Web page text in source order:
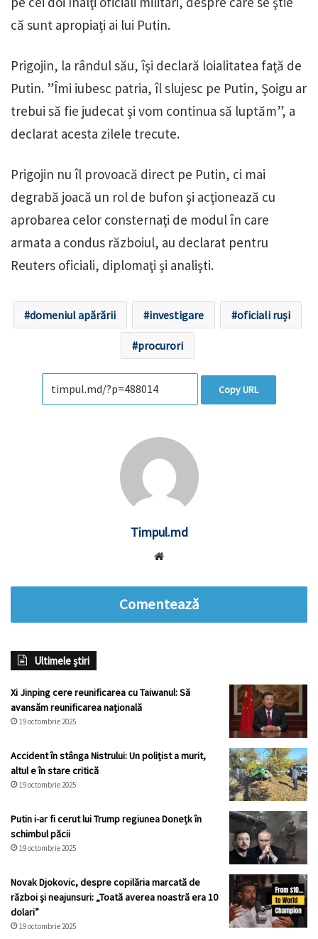
că sunt apropiaţi ai lui Putin.
Prigojin, la rândul său, îşi declară loialitatea faţă de
Putin. ”Îmi iubesc patria, îl slujesc pe Putin, Şoigu ar
trebui să fie judecat şi vom continua să luptăm”, a
declarat acesta zilele trecute.
Prigojin nu îl provoacă direct pe Putin, ci mai
degrabă joacă un rol de bufon şi acţionează cu
aprobarea celor consternaţi de modul în care
armata a condus războiul, au declarat pentru
Reuters oficiali, diplomaţi şi analişti.
domeniul apărării investigare oficiali ruși
procurori
Copy URL
Timpul.md
Comentează
Ultimele știri
Xi Jinping cere reunificarea cu Taiwanul: Să
avansăm reunificarea națională
19 octombrie 2025
Accident în stânga Nistrului: Un polițist a murit,
altul e în stare critică
19 octombrie 2025
Putin i-ar fi cerut lui Trump regiunea Donețk în
schimbul păcii
19 octombrie 2025
Novak Djokovic, despre copilăria marcată de
război și neajunsuri: „Toată averea noastră era 10
dolari”
19 octombrie 2025